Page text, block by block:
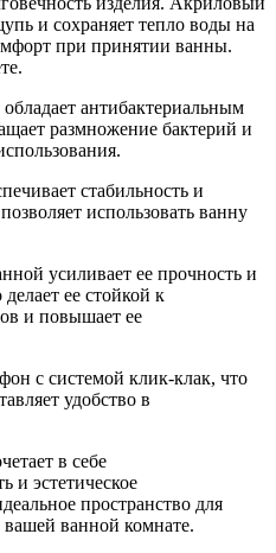
и сохраняет тепло воды на
при принятии ванны.
антибактериальным
размножение бактерий и
стабильность и
использовать ванну
усиливает ее прочность и
ее стойкой к
и повышает ее
с системой клик-клак, что
удобство в
в себе
и эстетическое
пространство для
вашей ванной комнате.